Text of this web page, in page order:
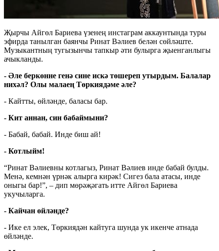
Җырчы Айгөл Бариева үзенең инстаграм аккаунтында туры
эфирда танылган баянчы Ринат Вәлиев белән сөйләште.
Музыкантның тугызынчы тапкыр әти булырга җыенганлыгы
ачыкланды.
- Әле беркөнне генә сине искә төшереп утырдым. Балалар
нихәл? Олы малаең Төркиядәме әле?
- Кайтты, өйләнде, баласы бар.
- Кит аннан, син бабаймыни?
- Бабай, бабай. Инде биш ай!
- Котлыйм!
“Ринат Вәлиевны котлагыз, Ринат Вәлиев инде бабай булды.
Менә, кемнән үрнәк алырга кирәк! Сигез бала атасы, инде
оныгы бар!”, – дип мөрәҗәгать итте Айгөл Бариева
укучыларга.
- Кайчан өйләнде?
- Ике ел элек, Төркиядән кайтуга шунда ук икенче атнада
өйләнде.